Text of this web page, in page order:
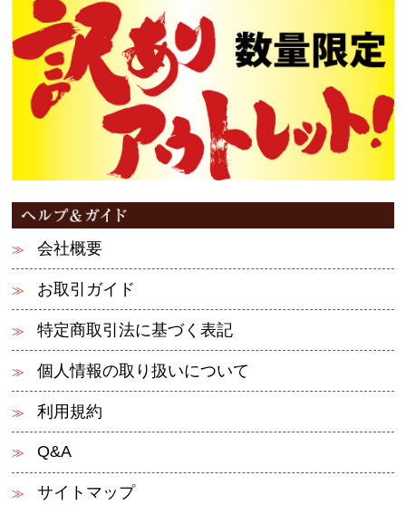
会社概要
お取引ガイド
特定商取引法に基づく表記
個人情報の取り扱いについて
利用規約
Q&A
サイトマップ